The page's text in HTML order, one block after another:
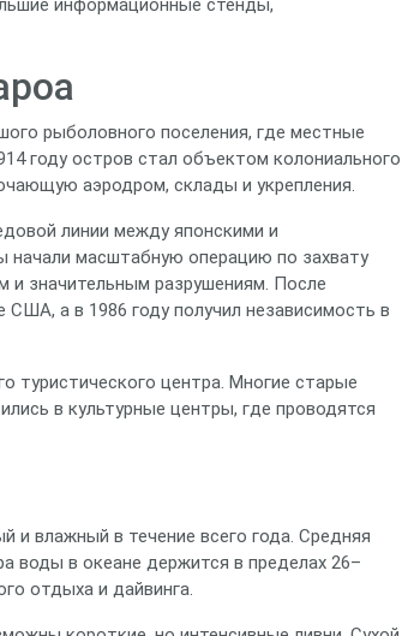
информационные стенды,
рыболовного поселения, где местные
году остров стал объектом колониального
аэродром, склады и укрепления.
линии между японскими и
начали масштабную операцию по захвату
и значительным разрушениям. После
а в 1986 году получил независимость в
туристического центра. Многие старые
в культурные центры, где проводятся
и влажный в течение всего года. Средняя
воды в океане держится в пределах 26–
отдыха и дайвинга.